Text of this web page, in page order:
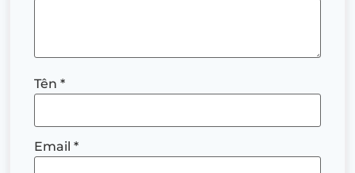
Tên *
Email *